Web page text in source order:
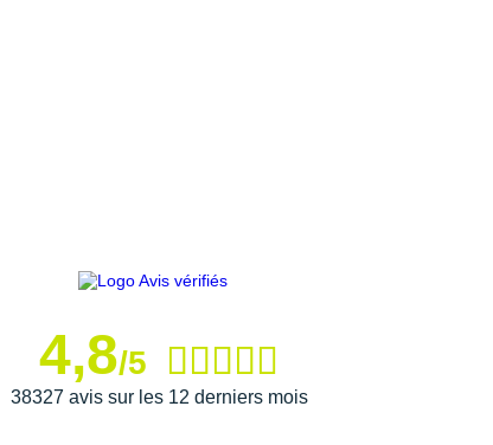
4,8/5
38327 avis sur les 12 derniers mois